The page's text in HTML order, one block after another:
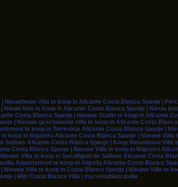
Villa te koop in Alicante Costa Blanca Spanje |
huis te koop in Alicante Costa Blanca Spanje | Nieuw
Costa Blanca Spanje | Nieuwe Studio te koop in Alicante
| Nieuwe geschakelde villa te koop in Alicante Costa Blanca
te koop in Torrevieja Alicante Costa Blanca Spanje |
koop in Bigastro Alicante Costa Blanca Spanje | Nieuwe Villa
Alicante Costa Blanca Spanje | Koop Nieuwbouw Villa
Costa Blanca Spanje | Nieuwe Villa te koop in Bigastro
Villa te koop in San Miguel de Salinas Alicante Costa
Appartement te koop in Algorfa Alicante Costa Blanca
Villa te koop in Costa Blanca Spanje | Nieuwe Villa te
| Mijn Costa Blanca Villa | mycostablancavilla